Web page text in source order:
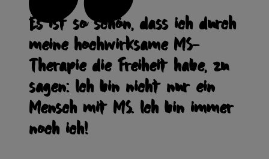
Es ist so schön, dass ich durch
meine hochwirksame MS-
Therapie die Freiheit habe, zu
sagen: Ich bin nicht nur ein
Mensch mit MS. Ich bin immer
noch ich!